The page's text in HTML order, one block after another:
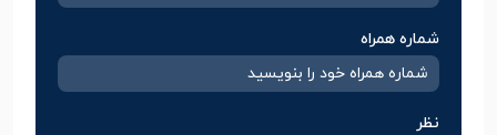
شماره همراه
نظر